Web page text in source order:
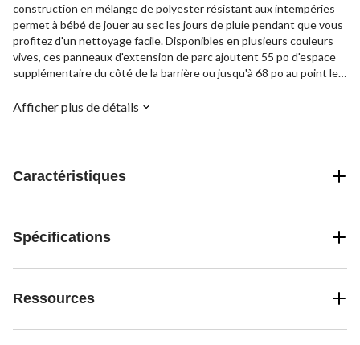
construction en mélange de polyester résistant aux intempéries
permet à bébé de jouer au sec les jours de pluie pendant que vous
profitez d'un nettoyage facile. Disponibles en plusieurs couleurs
vives, ces panneaux d'extension de parc ajoutent 55 po d'espace
supplémentaire du côté de la barrière ou jusqu'à 68 po au point le
enfant grandir en même temps que son nouvel espace de jeu
Afficher plus de détails
Caractéristiques
Spécifications
Ressources